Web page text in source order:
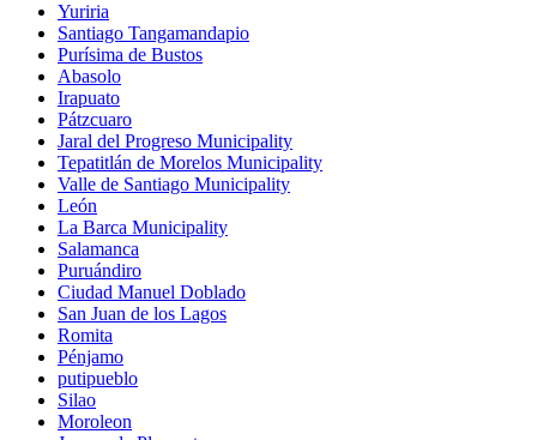
Yuriria
Santiago Tangamandapio
Purísima de Bustos
Abasolo
Irapuato
Pátzcuaro
Jaral del Progreso Municipality
Tepatitlán de Morelos Municipality
Valle de Santiago Municipality
León
La Barca Municipality
Salamanca
Puruándiro
Ciudad Manuel Doblado
San Juan de los Lagos
Romita
Pénjamo
putipueblo
Silao
Moroleon